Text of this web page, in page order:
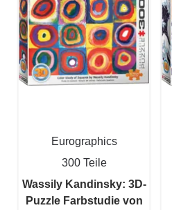
Eurographics
300 Teile
Wassily Kandinsky: 3D-
Puzzle Farbstudie von